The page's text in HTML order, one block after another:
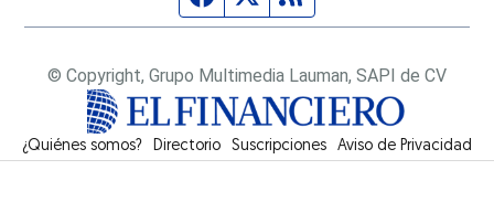
© Copyright, Grupo Multimedia Lauman, SAPI de CV
¿Quiénes somos? Directorio Suscripciones Opens in new window
Aviso de Privacidad